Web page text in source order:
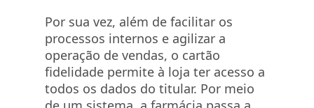
Por sua vez, além de facilitar os
processos internos e agilizar a
operação de vendas, o cartão
fidelidade permite à loja ter acesso a
todos os dados do titular. Por meio